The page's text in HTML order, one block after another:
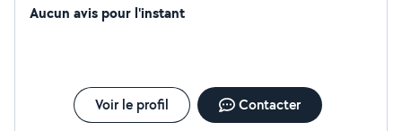
Aucun avis pour l'instant
Voir le profil Contacter